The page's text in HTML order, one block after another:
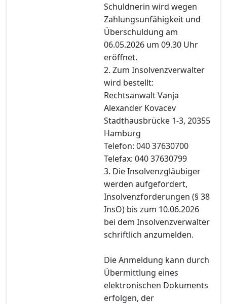
Schuldnerin wird wegen
Zahlungsunfähigkeit und
Überschuldung am
06.05.2026 um 09.30 Uhr
eröffnet.
2. Zum Insolvenzverwalter
wird bestellt:
Rechtsanwalt Vanja
Alexander Kovacev
Stadthausbrücke 1-3, 20355
Hamburg
Telefon: 040 37630700
Telefax: 040 37630799
3. Die Insolvenzgläubiger
werden aufgefordert,
Insolvenzforderungen (§ 38
InsO) bis zum 10.06.2026
bei dem Insolvenzverwalter
schriftlich anzumelden.
Die Anmeldung kann durch
Übermittlung eines
elektronischen Dokuments
erfolgen, der